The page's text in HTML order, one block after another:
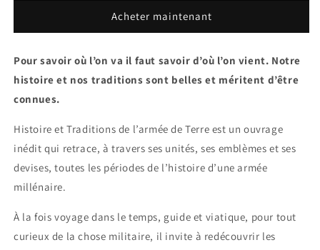
Acheter maintenant
Pour savoir où l’on va il faut savoir d’où l’on vient. Notre
histoire et nos traditions sont belles et méritent d’être
connues.
Histoire et Traditions de l’armée de Terre est un ouvrage
inédit qui retrace, à travers ses unités, ses emblèmes et ses
devises, toutes les périodes de l’histoire d’une armée
millénaire.
À la fois voyage dans le temps, guide et viatique, pour tout
curieux de la chose militaire, il invite à redécouvrir les